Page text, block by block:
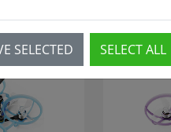
SELECTED SELECT ALL